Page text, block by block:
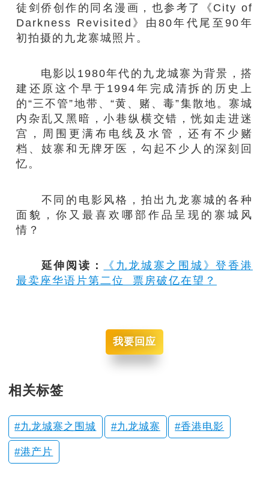
徒剑侨创作的同名漫画，也参考了《City of
Darkness Revisited》由80年代尾至90年
初拍摄的九龙寨城照片。
电影以1980年代的九龙城寨为背景，搭
建还原这个早于1994年完成清拆的历史上
的“三不管”地带、“黄、赌、毒”集散地。寨城
内杂乱又黑暗，小巷纵横交错，恍如走进迷
宫，周围更满布电线及水管，还有不少赌
档、妓寨和无牌牙医，勾起不少人的深刻回
忆。
不同的电影风格，拍出九龙寨城的各种
面貌，你又最喜欢哪部作品呈现的寨城风
情？
延伸阅读：
《九龙城寨之围城》登香港
最卖座华语片第二位 票房破亿在望？
我要回应
相关标签
九龙城寨之围城 九龙城寨 香港电影
港产片